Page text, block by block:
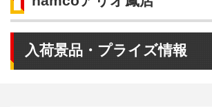
入荷景品・プライズ情報